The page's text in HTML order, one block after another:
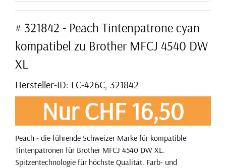
# 321842 - Peach Tintenpatrone cyan
kompatibel zu Brother MFCJ 4540 DW
XL
Hersteller-ID: LC-426C, 321842
Nur CHF 16,50
Peach - die führende Schweizer Marke für kompatible
Tintenpatronen für Brother MFCJ 4540 DW XL.
Spitzentechnologie für höchste Qualität. Farb- und